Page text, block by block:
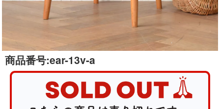
商品番号:ear-13v-a